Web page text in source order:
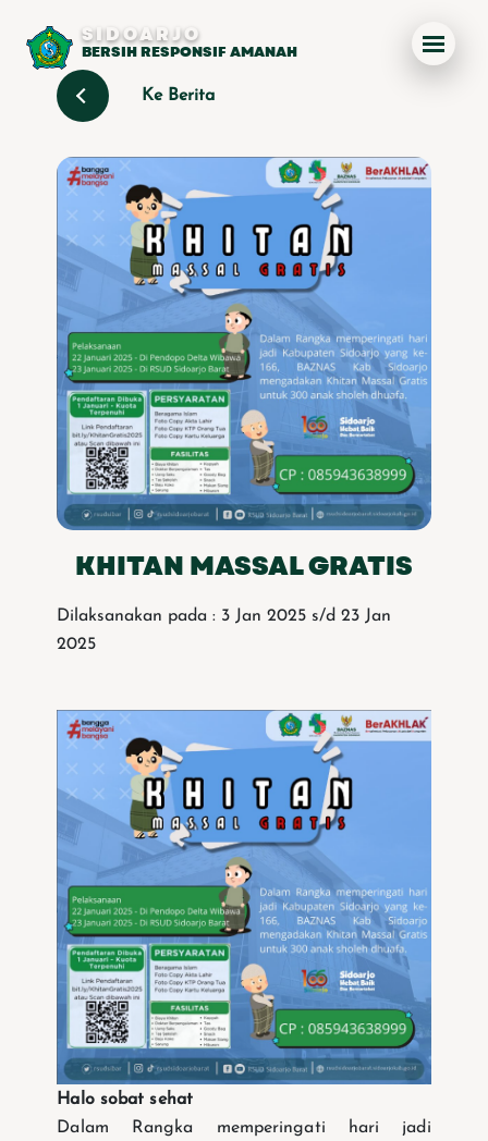
SIDOARJO
BERSIH RESPONSIF AMANAH
Ke Berita
KHITAN MASSAL GRATIS
Dilaksanakan pada : 3 Jan 2025 s/d 23 Jan
2025
Halo sobat sehat
Dalam Rangka memperingati hari jadi